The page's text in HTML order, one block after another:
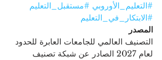
#التعليم_الأوروبي #مستقبل_التعليم
#الابتكار_في_التعليم
المصدر
التصنيف العالمي للجامعات العابرة للحدود
لعام 2027 الصادر عن شبكة تصنيف